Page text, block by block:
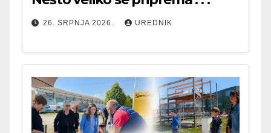
26. SRPNJA 2026. UREDNIK